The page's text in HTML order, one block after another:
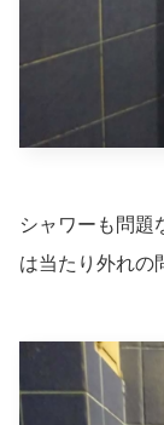
シャワーも問題
は当たり外れの